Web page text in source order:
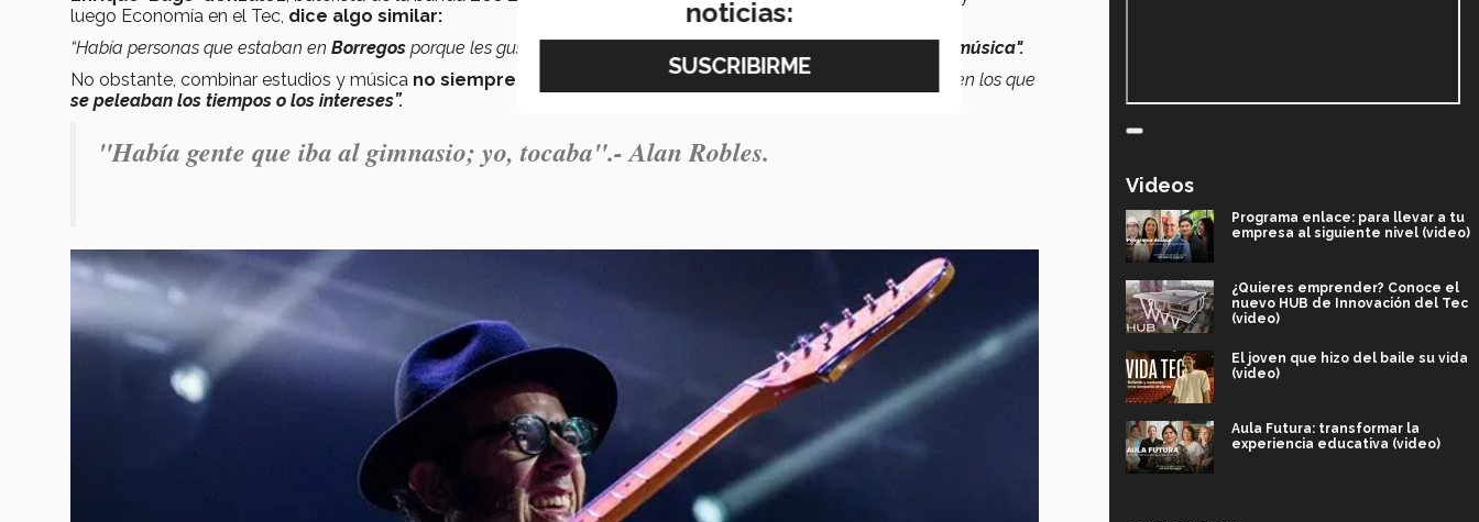
luego Economía en el Tec, dice algo similar:
“Había personas que estaban en Borregos porque les gustaba el
a nosotros nos gustaba la música".
No obstante, combinar estudios y música no siempre era fácil, Jorge 'Flip' Tamez: "
en los que
se peleaban los tiempos o los intereses”.
"Había gente que iba al gimnasio; yo, tocaba".- Alan Robles.
Videos
Programa enlace: para llevar a tu
empresa al siguiente nivel (video)
¿Quieres emprender? Conoce el
nuevo HUB de Innovación del Tec
(video)
El joven que hizo del baile su vida
(video)
Aula Futura: transformar la
experiencia educativa (video)
noticias: